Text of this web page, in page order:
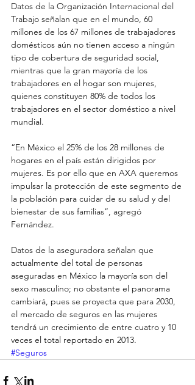
Datos de la Organización Internacional del
Trabajo señalan que en el mundo, 60
millones de los 67 millones de trabajadores
domésticos aún no tienen acceso a ningún
tipo de cobertura de seguridad social,
mientras que la gran mayoría de los
trabajadores en el hogar son mujeres,
quienes constituyen 80% de todos los
trabajadores en el sector doméstico a nivel
mundial.
“En México el 25% de los 28 millones de
hogares en el país están dirigidos por
mujeres. Es por ello que en AXA queremos
impulsar la protección de este segmento de
la población para cuidar de su salud y del
bienestar de sus familias”, agregó
Fernández.
Datos de la aseguradora señalan que
actualmente del total de personas
aseguradas en México la mayoría son del
sexo masculino; no obstante el panorama
cambiará, pues se proyecta que para 2030,
el mercado de seguros en las mujeres
tendrá un crecimiento de entre cuatro y 10
veces el total reportado en 2013.
#Seguros